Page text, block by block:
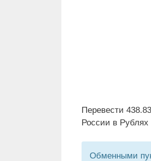
Перевести
России в
Обменными